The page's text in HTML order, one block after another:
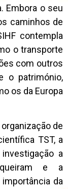
Embora o seu
caminhos de
contempla
o transporte
com outros
o património,
os da Europa
de
TST, a
a
e a
da